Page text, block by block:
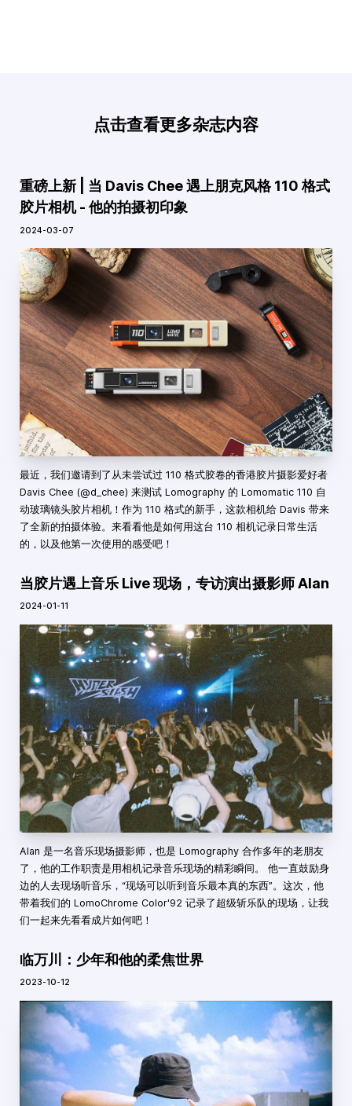
点击查看更多杂志内容
重磅上新 | 当 Davis Chee 遇上朋克风格 110 格式
胶片相机 - 他的拍摄初印象
2024-03-07
最近，我们邀请到了从未尝试过 110 格式胶卷的香港胶片摄影爱好者
Davis Chee (@d_chee) 来测试 Lomography 的 Lomomatic 110 自
动玻璃镜头胶片相机！作为 110 格式的新手，这款相机给 Davis 带来
了全新的拍摄体验。来看看他是如何用这台 110 相机记录日常生活
的，以及他第一次使用的感受吧！
当胶片遇上音乐 Live 现场，专访演出摄影师 Alan
2024-01-11
Alan 是一名音乐现场摄影师，也是 Lomography 合作多年的老朋友
了，他的工作职责是用相机记录音乐现场的精彩瞬间。 他一直鼓励身
边的人去现场听音乐，“现场可以听到音乐最本真的东西”。这次，他
带着我们的 LomoChrome Color'92 记录了超级斩乐队的现场，让我
们一起来先看看成片如何吧！
临万川：少年和他的柔焦世界
2023-10-12